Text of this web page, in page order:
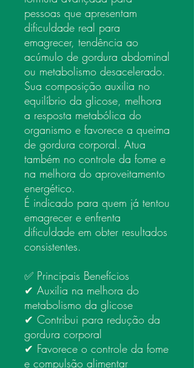
pessoas que apresentam
dificuldade real para
emagrecer, tendência ao
acúmulo de gordura abdominal
ou metabolismo desacelerado.
Sua composição auxilia no
equilíbrio da glicose, melhora
a resposta metabólica do
organismo e favorece a queima
de gordura corporal. Atua
também no controle da fome e
na melhora do aproveitamento
energético.
É indicado para quem já tentou
emagrecer e enfrenta
dificuldade em obter resultados
consistentes.
✅ Principais Benefícios
✔ Auxilia na melhora do
metabolismo da glicose
✔ Contribui para redução da
gordura corporal
✔ Favorece o controle da fome
e compulsão alimentar